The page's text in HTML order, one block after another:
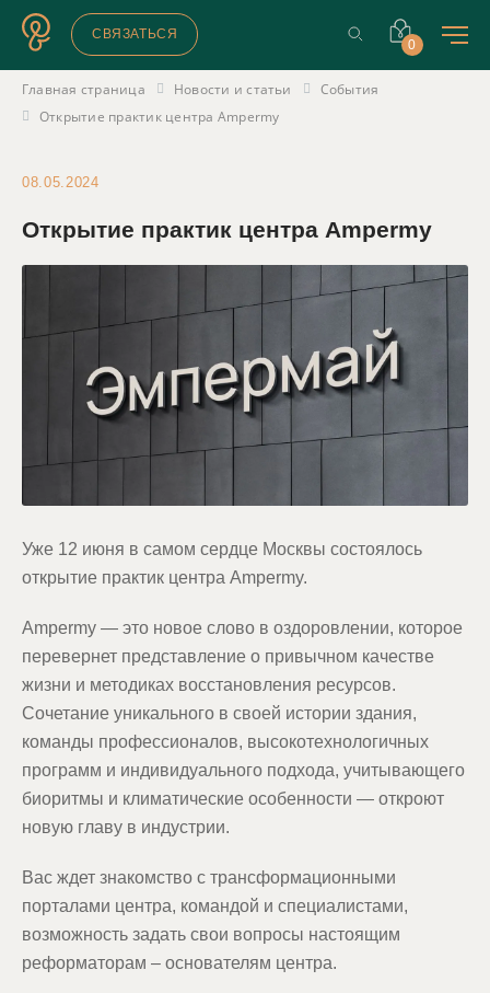
СВЯЗАТЬСЯ
0
Главная страница Новости и статьи
События
Открытие практик центра Ampermy
08.05.2024
Открытие практик центра Ampermy
Уже 12 июня в самом сердце Москвы состоялось
открытие практик центра Ampermy.
Ampermy — это новое слово в оздоровлении, которое
перевернет представление о привычном качестве
жизни и методиках восстановления ресурсов.
Сочетание уникального в своей истории здания,
команды профессионалов, высокотехнологичных
программ и индивидуального подхода, учитывающего
биоритмы и климатические особенности — откроют
новую главу в индустрии.
Вас ждет знакомство с трансформационными
порталами центра, командой и специалистами,
возможность задать свои вопросы настоящим
реформаторам – основателям центра.